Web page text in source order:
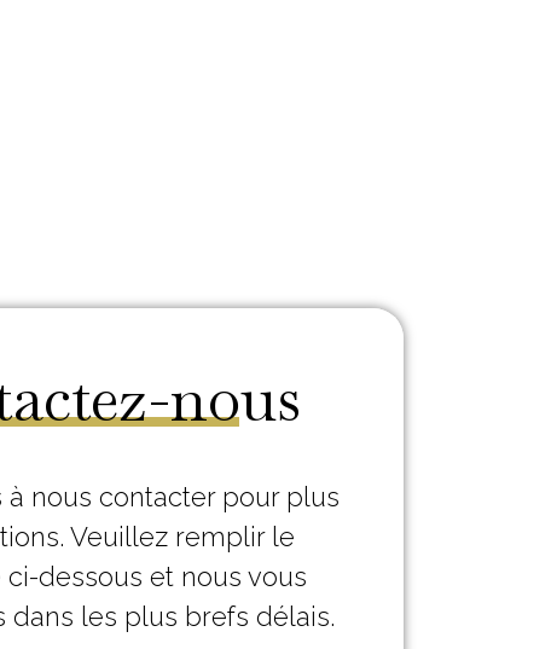
nous
à nous contacter pour plus
Veuillez remplir le
dessous et nous vous
dans les plus brefs délais.